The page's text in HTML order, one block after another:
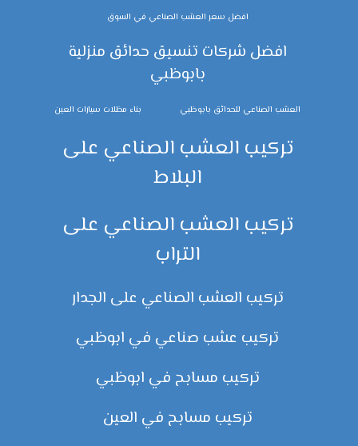
افضل سعر العشب الصناعي في السوق
افضل شركات تنسيق حدائق منزلية
بابوظبي
العشب الصناعي للحدائق بابوظبي بناء مظلات سيارات العين
تركيب العشب الصناعي على
البلاط
تركيب العشب الصناعي على
التراب
تركيب العشب الصناعي على الجدار
تركيب عشب صناعي في ابوظبي
تركيب مسابح في ابوظبي
تركيب مسابح في العين